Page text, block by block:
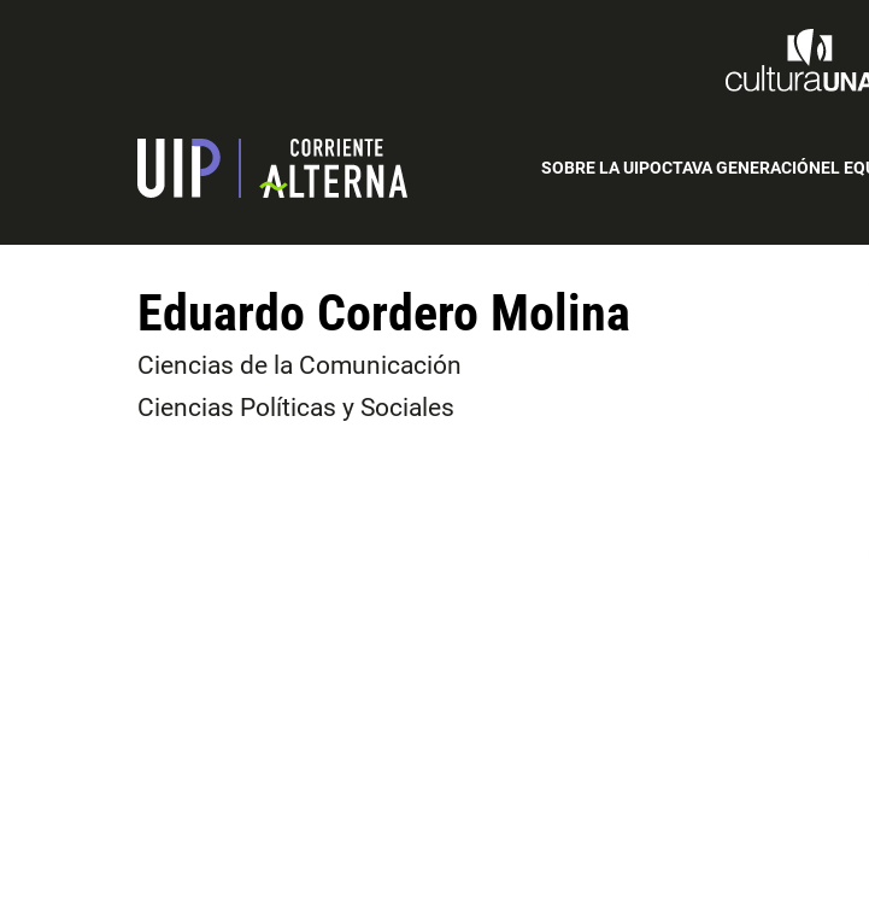
SOBRE LA UIPOCTAVA GENERACIÓNEL
Eduardo Cordero Molina
Ciencias de la Comunicación
Ciencias Políticas y Sociales